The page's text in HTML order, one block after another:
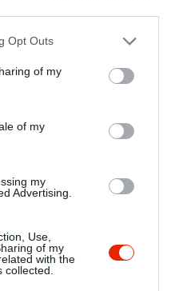
uses one or more Google
behaviour. You may click to
and its third-party tags to
purposes in below Google
Opt Outs
of my
of my
my
Advertising.
Use,
of my
with the
Zoltán, az ételeink
során nagy figyelmet fektet
alapanyagok használatára.
amit lehet, helyi
vásárolunk, vagy magunk
fűszereket, tojást
és vadételeinket is
gasztronómia iránti
jelzi az is, hogy
des Rotisseurs baráti
amely Európa
gasztronómiai szövetsége.
Te vagy a tulajdonos?